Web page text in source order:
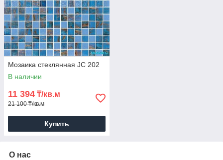
Мозаика стеклянная JC 202
В наличии
11 394 ₸/кв.м
21 100 ₸/кв.м
Купить
О нас